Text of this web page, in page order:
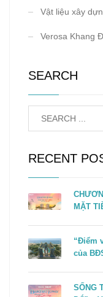
Vật liệu xây
Verosa Khang
SEARCH
RECENT
MẶT
“Điểm
của
SỐNG